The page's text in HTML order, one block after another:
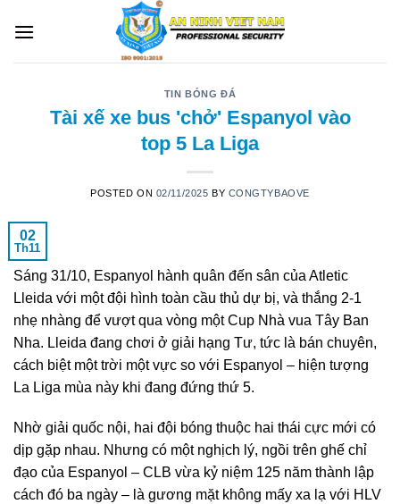
TIN BÓNG ĐÁ
Tài xế xe bus 'chở' Espanyol vào
top 5 La Liga
POSTED ON 02/11/2025 BY CONGTYBAOVE
02
Th11
Sáng 31/10, Espanyol hành quân đến sân của Atletic
Lleida với một đội hình toàn cầu thủ dự bị, và thắng 2-1
nhẹ nhàng để vượt qua vòng một Cup Nhà vua Tây Ban
Nha. Lleida đang chơi ở giải hạng Tư, tức là bán chuyên,
cách biệt một trời một vực so với Espanyol – hiện tượng
La Liga mùa này khi đang đứng thứ 5.
Nhờ giải quốc nội, hai đội bóng thuộc hai thái cực mới có
dịp gặp nhau. Nhưng có một nghịch lý, ngồi trên ghế chỉ
đạo của Espanyol – CLB vừa kỷ niệm 125 năm thành lập
cách đó ba ngày – là gương mặt không mấy xa lạ với HLV